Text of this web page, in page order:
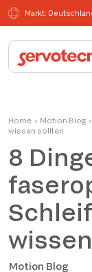
Markt:
Home › Motion Blog ›
wissen sollten
8
Motion Blog